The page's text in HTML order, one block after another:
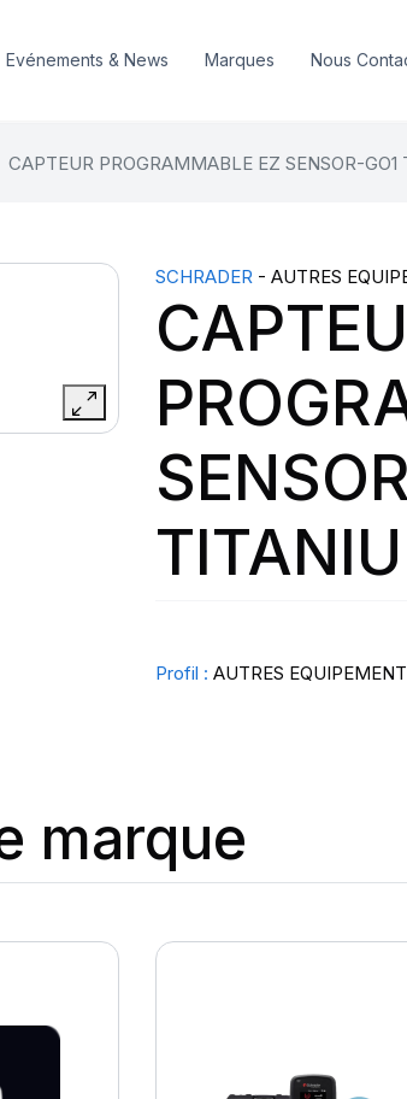
Evénements & News Marques Nous
CAPTEUR PROGRAMMABLE EZ SENSOR-
SCHRADER - AUTRES
Profil : AUTRES
marque